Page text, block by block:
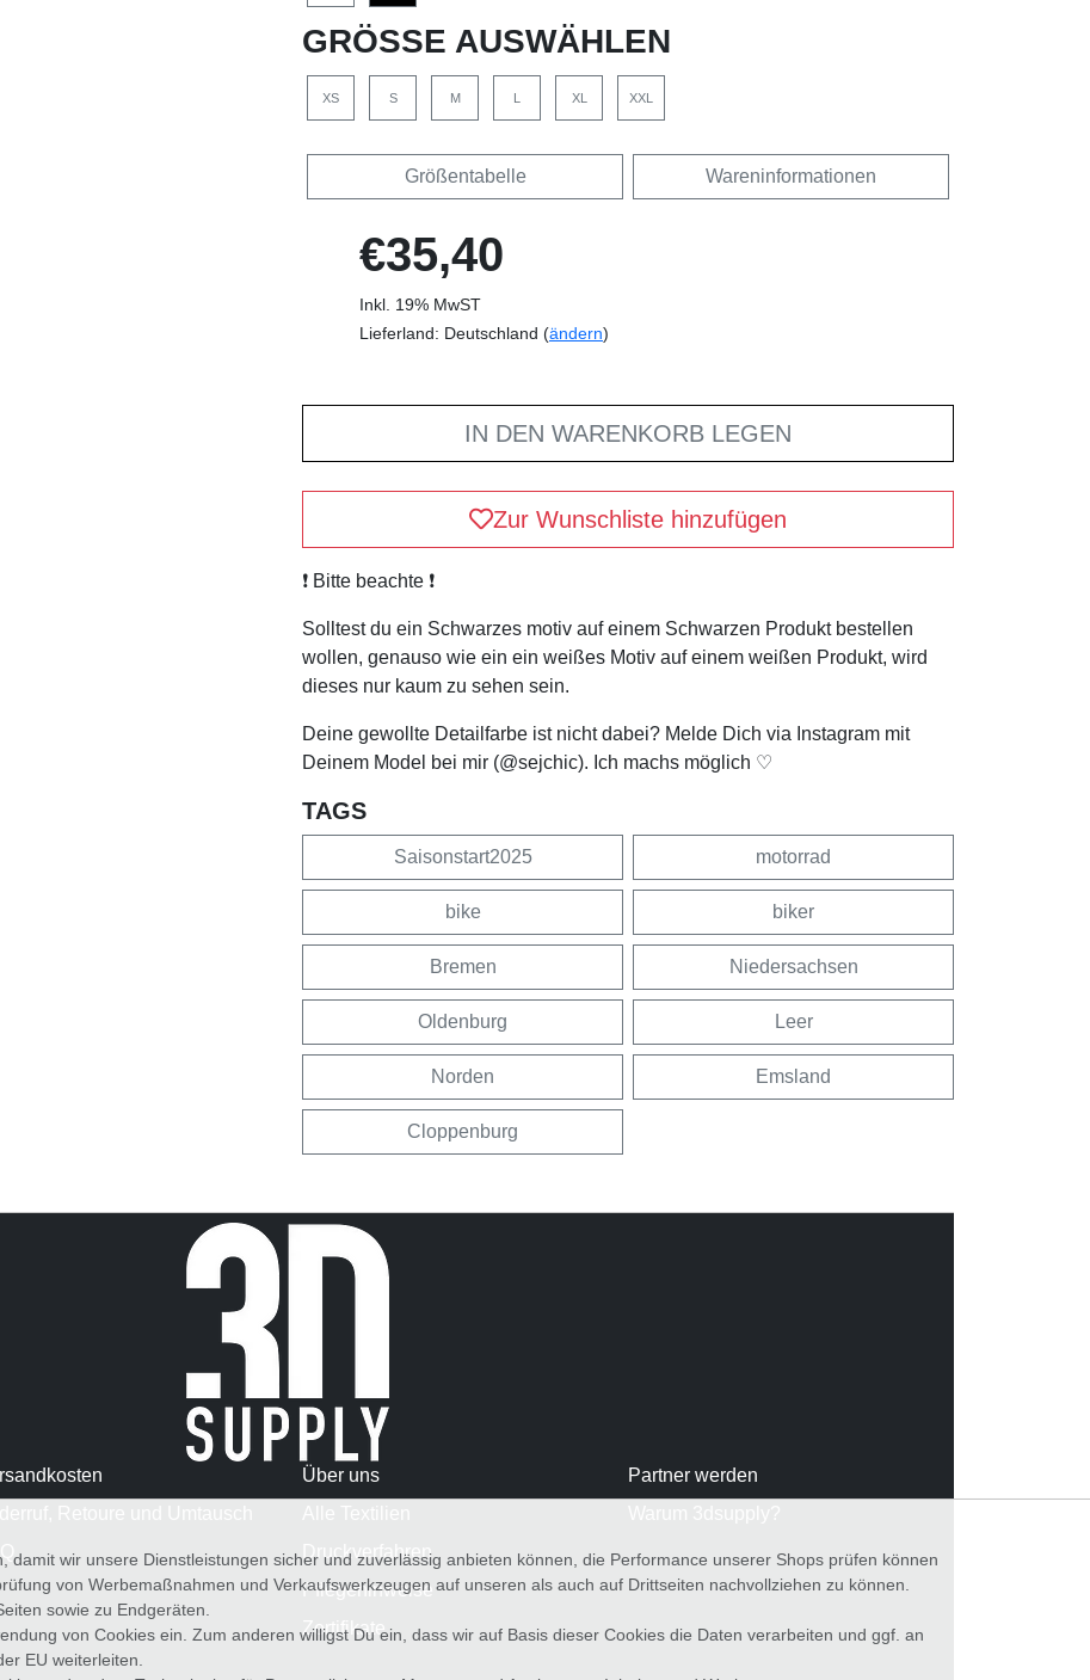
GRÖSSE AUSWÄHLEN
XS S M L XL XXL
Größentabelle Wareninformationen
€35,40
Inkl. 19% MwST
Lieferland: Deutschland (ändern)
IN DEN WARENKORB LEGEN
Zur Wunschliste hinzufügen
❗️ Bitte beachte ❗️
Solltest du ein Schwarzes motiv auf einem Schwarzen Produkt bestellen
wollen, genauso wie ein ein weißes Motiv auf einem weißen Produkt, wird
dieses nur kaum zu sehen sein.
Deine gewollte Detailfarbe ist nicht dabei? Melde Dich via Instagram mit
Deinem Model bei mir (@sejchic). Ich machs möglich ♡
TAGS
Saisonstart2025 motorrad
bike biker
Bremen Niedersachsen
Oldenburg Leer
Norden Emsland
Cloppenburg
Über uns
Druckverfahren
Pflegehinweise
Zertifikate
Partner werden
damit wir unsere Dienstleistungen sicher und zuverlässig anbieten können, die Performance unserer Shops prüfen können
von Werbemaßnahmen und Verkaufswerkzeugen auf unseren als auch auf Drittseiten nachvollziehen zu können.
sowie zu Endgeräten.
von Cookies ein. Zum anderen willigst Du ein, dass wir auf Basis dieser Cookies die Daten verarbeiten und ggf. an
EU weiterleiten.